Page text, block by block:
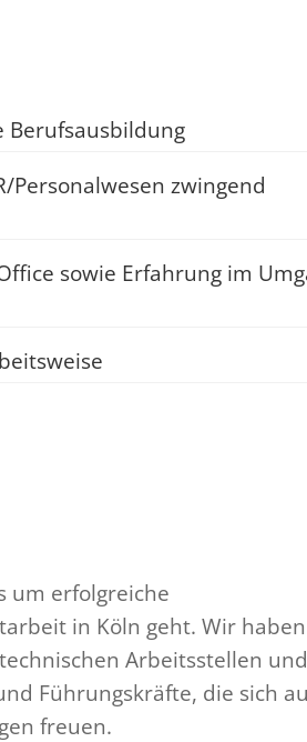
Berufsausbildung
Personalwesen zwingend
sowie Erfahrung im
um erfolgreiche
in Köln geht. Wir
Arbeitsstellen und
Führungskräfte, die sich
freuen.